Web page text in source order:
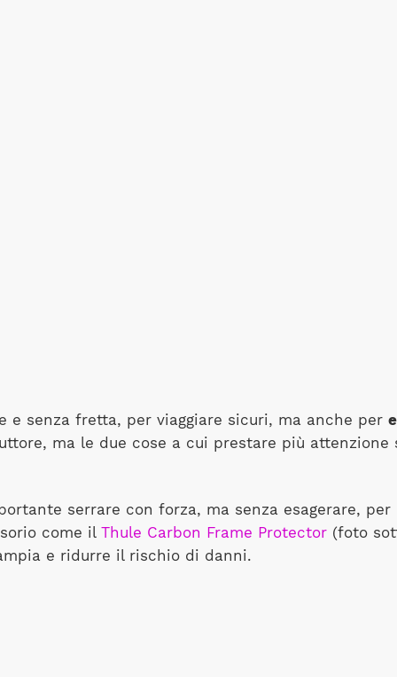
senza fretta, per viaggiare sicuri, ma anche per
ma le due cose a cui prestare più
serrare con forza, ma senza esagerare,
come il Thule Carbon Frame Protector (foto
e ridurre il rischio di danni.